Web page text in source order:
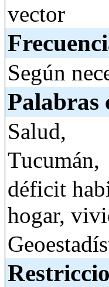
vector
Según
Palabras
Salud,
Tucumán,
déficit
hogar,